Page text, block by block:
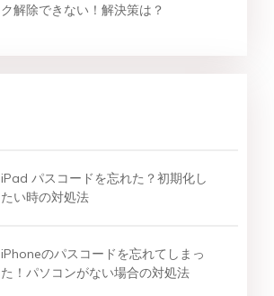
ク解除できない！解決策は？
iPad パスコードを忘れた？初期化し
たい時の対処法
iPhoneのパスコードを忘れてしまっ
た！パソコンがない場合の対処法